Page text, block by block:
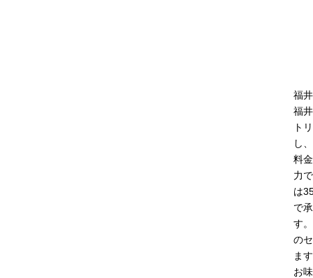
福
福
ト
し
料
力
は
で
す
の
ま
お